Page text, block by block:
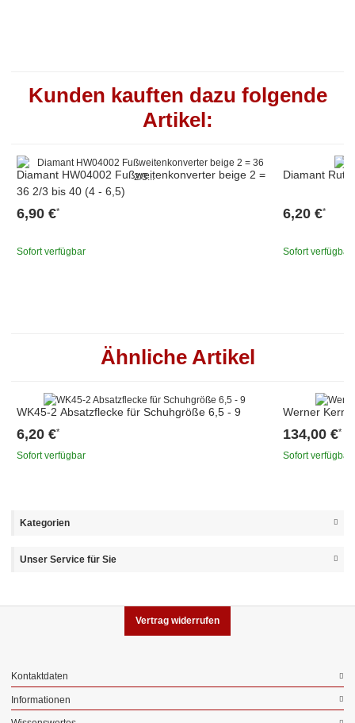
Kunden kauften dazu folgende
Artikel:
Diamant HW04002 Fußweitenkonverter beige 2 =
36 2/3 bis 40 (4 - 6,5)
6,90 €*
Sofort verfügbar
6,20 €*
Sofort verfügbar
Ähnliche Artikel
WK45-2 Absatzflecke für Schuhgröße 6,5 - 9
6,20 €*
Sofort verfügbar
Werner Kern
134,00 €*
Sofort verfügbar
Kategorien
Unser Service für Sie
Vertrag widerrufen
Kontaktdaten
Informationen